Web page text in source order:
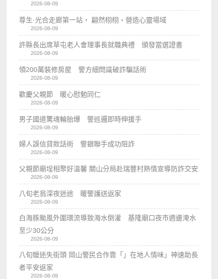
2026-08-09
尊生·光合走廊第一站， 翩然栩栩・營造心靈場域
2026-08-09
許縣長出席草屯老人會理事長就職典禮 頒發當選證書
2026-08-09
領200萬裝修房屋 警方細問識破詐騙話術
2026-08-09
歡慶父親節 暖心慰勉同仁
2026-08-09
男子國道驚魂輪胎爆 警巡邏即時伸援手
2026-08-09
婦人誤信貸款話術 警銀聯手成功阻詐
2026-08-09
父親節廟埕相聚好溫馨 關山分局赴瑞豐村熱情宣導防詐交安
2026-08-09
八旬老翁深夜迷途 暖警護送返家
2026-08-09
白海豚颱風外圍環流導致海水倒灌 基隆廟口夜市週邊淹水
至少30公分
2026-08-09
八旬嬤迷失街頭 岡山警民合作靠「」在地人情味」神速助長
者平安返家
2026-08-09